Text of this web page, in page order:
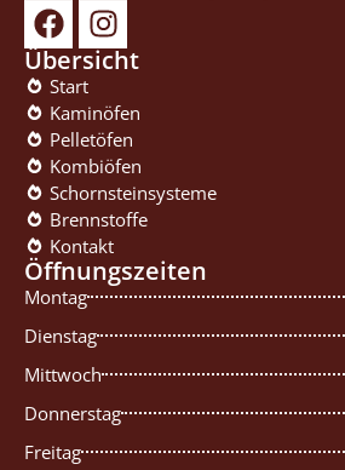
Übersicht
Start
Kaminöfen
Pelletöfen
Kombiöfen
Schornsteinsysteme
Brennstoffe
Kontakt
Öffnungszeiten
Montag
Dienstag
Mittwoch
Donnerstag
Freitag